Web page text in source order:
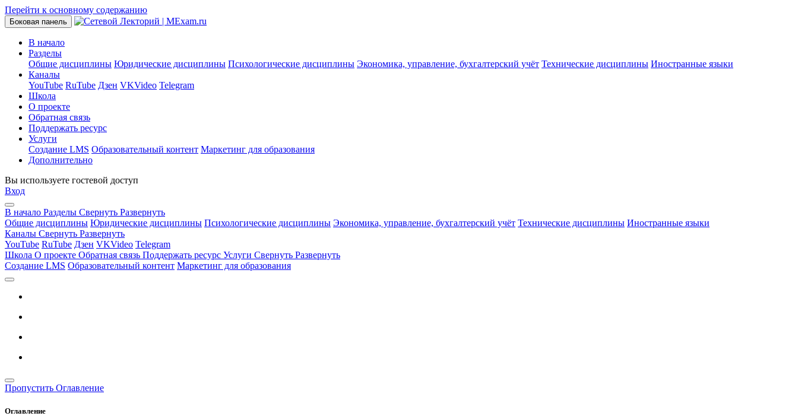
Перейти к основному содержанию
Боковая панель
В начало
Разделы
Общие дисциплины Юридические дисциплины Психологические дисциплины Экономика, управление, бухгалтерский учёт Технические дисциплины Иностранные языки
Каналы
YouTube RuTube Дзен VKVideo Telegram
Школа
О проекте
Обратная связь
Поддержать ресурс
Услуги
Создание LMS Образовательный контент Маркетинг для образования
Дополнительно
Вы используете гостевой доступ
Вход
В начало Разделы Свернуть Развернуть
Общие дисциплины Юридические дисциплины Психологические дисциплины Экономика, управление, бухгалтерский учёт Технические дисциплины Иностранные языки
Каналы Свернуть Развернуть
YouTube RuTube Дзен VKVideo Telegram
Школа О проекте Обратная связь Поддержать ресурс Услуги Свернуть Развернуть
Создание LMS Образовательный контент Маркетинг для образования
Пропустить Оглавление
Оглавление